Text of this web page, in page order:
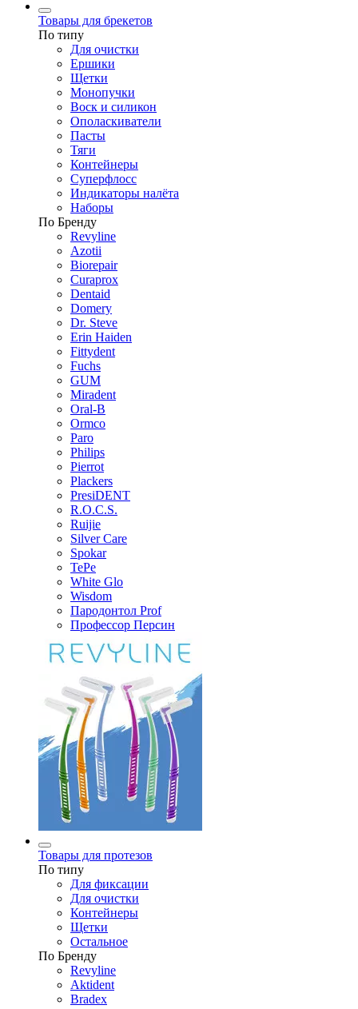
Товары для брекетов
По типу
Для очистки
Ершики
Щетки
Монопучки
Воск и силикон
Ополаскиватели
Пасты
Тяги
Контейнеры
Суперфлосс
Индикаторы налёта
Наборы
По Бренду
Revyline
Azotii
Biorepair
Curaprox
Dentaid
Domery
Dr. Steve
Erin Haiden
Fittydent
Fuchs
GUM
Miradent
Oral-B
Ormco
Paro
Philips
Pierrot
Plackers
PresiDENT
R.O.C.S.
Ruijie
Silver Care
Spokar
TePe
White Glo
Wisdom
Пародонтол Prof
Профессор Персин
Товары для протезов
По типу
Для фиксации
Для очистки
Контейнеры
Щетки
Остальное
По Бренду
Revyline
Aktident
Bradex